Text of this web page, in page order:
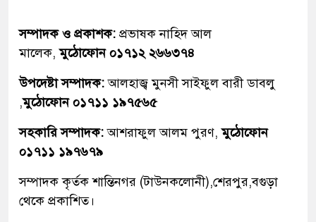
সম্পাদক ও প্রকাশক: প্রভাষক নাহিদ আল
মালেক,মুঠোফোন ০১৭১২ ২৬৬৩৭৪
উপদেষ্টা সম্পাদক:আলহাজ্ব মুনসী সাইফুল বারী ডাবলু
,মুঠোফোন ০১৭১১ ১৯৭৫৬৫
সহকারি সম্পাদক:আশরাফুল আলম পুরণ,মুঠোফোন
০১৭১১ ১৯৭৬৭৯
সম্পাদক কৃর্তক শান্তিনগর (টাউনকলোনী),শেরপুর,বগুড়া
থেকে প্রকাশিত।